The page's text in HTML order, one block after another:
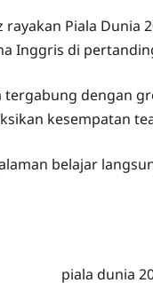
Piala
Inggris di
dengan
kesempatan
belajar